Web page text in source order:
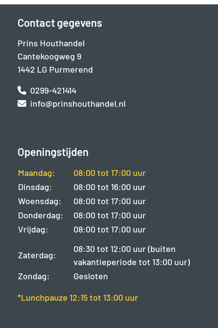
Contact gegevens
Prins Houthandel
Cantekoogweg 9
1442 LG Purmerend
0299-421414
info@prinshouthandel.nl
Openingstijden
Maandag:
08:00 tot 17:00 uur
Dinsdag:
08:00 tot 16:00 uur
Woensdag:
08:00 tot 17:00 uur
Donderdag:
08:00 tot 17:00 uur
Vrijdag:
08:00 tot 17:00 uur
Zaterdag:
08:30 tot 12:00 uur (buiten
vakantieperiode tot 13:00 uur)
Zondag:
Gesloten
*Lunchpauze 12:15 tot 13:00 uur